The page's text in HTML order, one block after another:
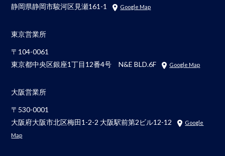
静岡県静岡市駿河区見瀬161-1
Google Map
東京営業所
〒104-0061
東京都中央区銀座1丁目12番4号 N&E BLD.6F
Google Map
大阪営業所
〒530-0001
大阪府大阪市北区梅田1-2-2 大阪駅前第2ビル12-12
Google
Map